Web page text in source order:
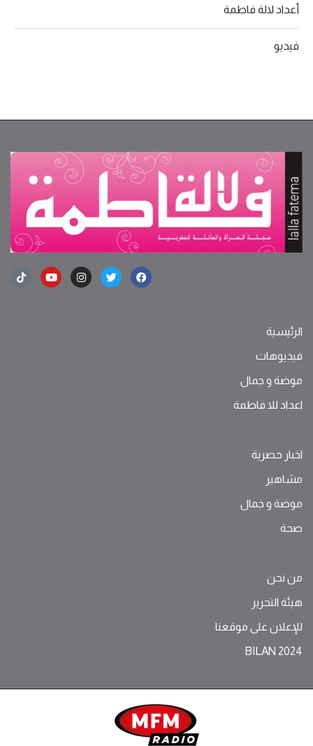
أعداد لالة فاطمة
فيديو
الرئيسية
فيديوهات
موضة ‫و‬ ‫‬‫جمال‬
اعداد للا فاطمة
اخبار حصرية
مشاهير
موضة ‫و‬ ‫‬‫جمال‬
صحة
من نحن
هيئة التحرير
للإعلان على موقعنا
BILAN 2024